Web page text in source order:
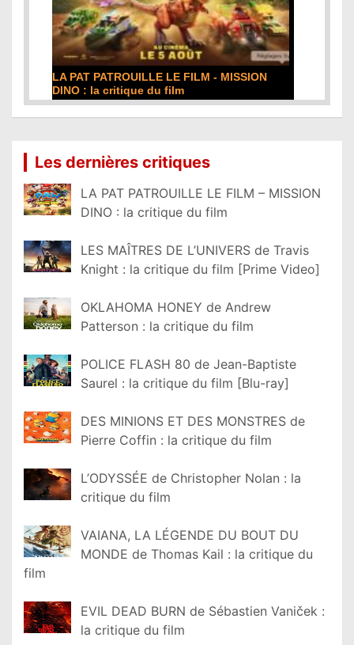
LA PAT PATROUILLE LE FILM - MISSION
DINO : la critique du film
Les dernières critiques
LA PAT PATROUILLE LE FILM – MISSION
DINO : la critique du film
LES MAÎTRES DE L’UNIVERS de Travis
Knight : la critique du film [Prime Video]
OKLAHOMA HONEY de Andrew
Patterson : la critique du film
POLICE FLASH 80 de Jean-Baptiste
Saurel : la critique du film [Blu-ray]
DES MINIONS ET DES MONSTRES de
Pierre Coffin : la critique du film
L’ODYSSÉE de Christopher Nolan : la
critique du film
VAIANA, LA LÉGENDE DU BOUT DU
MONDE de Thomas Kail : la critique du
film
EVIL DEAD BURN de Sébastien Vaniček :
la critique du film